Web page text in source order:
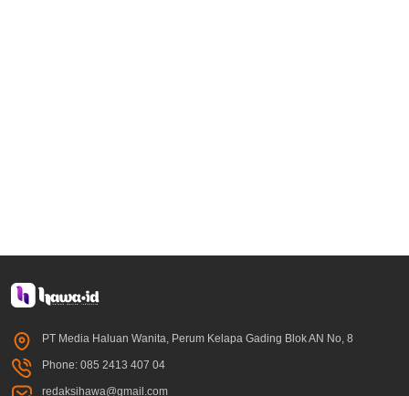
PT Media Haluan Wanita, Perum Kelapa Gading Blok AN No, 8
Phone: 085 2413 407 04
redaksihawa@gmail.com